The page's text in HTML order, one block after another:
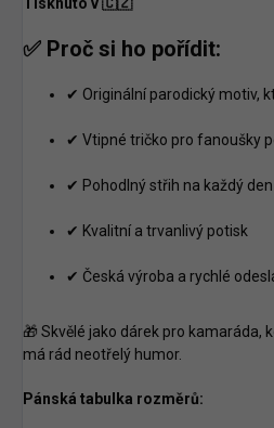
Tisknuto v 🇨🇿
✅ Proč si ho pořídit:
✔ Originální parodický motiv,
✔ Vtipné tričko pro fanoušky
✔ Pohodlný střih na každý den
✔ Kvalitní a trvanlivý potisk
✔ Česká výroba a rychlé
🎁 Skvělé jako dárek pro kamaráda,
má rád neotřelý humor.
Pánská tabulka rozměrů: